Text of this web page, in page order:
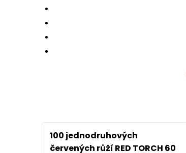
100 jednodruhových
červených růží RED TORCH 60